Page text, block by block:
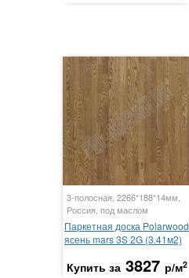
3-полосная, 2266*188*14мм,
Россия, под маслом
Паркетная доска Polarwood
ясень mars 3S 2G (3.41м2)
Купить за 3827 р/м2